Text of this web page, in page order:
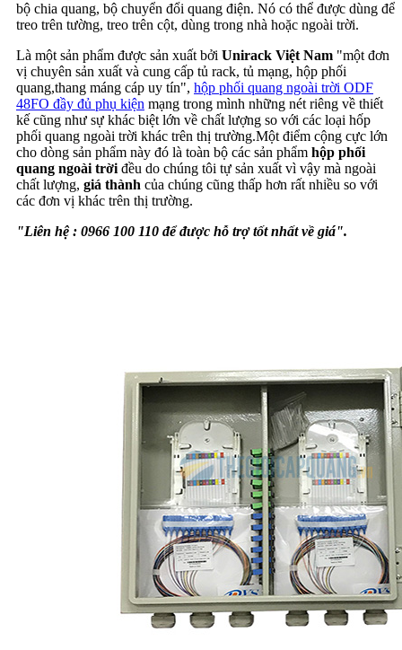
bộ chia quang, bộ chuyển đổi quang điện. Nó có thể được dùng để
treo trên tường, treo trên cột, dùng trong nhà hoặc ngoài trời.
Là một sản phẩm được sản xuất bởi Unirack Việt Nam "một đơn
vị chuyên sản xuất và cung cấp tủ rack, tủ mạng, hộp phối
quang,thang máng cáp uy tín", hộp phối quang ngoài trời ODF
48FO đầy đủ phụ kiện mạng trong mình những nét riêng về thiết
kế cũng như sự khác biệt lớn về chất lượng so với các loại hốp
phối quang ngoài trời khác trên thị trường.Một điểm cộng cực lớn
cho dòng sản phẩm này đó là toàn bộ các sản phẩm hộp phối
quang ngoài trời đều do chúng tôi tự sản xuất vì vậy mà ngoài
chất lượng, giá thành của chúng cũng thấp hơn rất nhiều so với
các đơn vị khác trên thị trường.
"Liên hệ : 0966 100 110 để được hỗ trợ tốt nhất về giá".